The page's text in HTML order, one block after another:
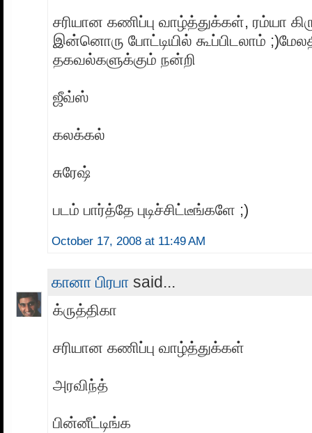
சரியான கணிப்பு வாழ்த்துக்கள், ரம்யா
இன்னொரு போட்டியில் கூப்பிடலாம்
தகவல்களுக்கும் நன்றி
ஜீவ்ஸ்
கலக்கல்
சுரேஷ்
படம் பார்த்தே புடிச்சிட்டீங்களே ;‍)
October 17, 2008 at 11:49 AM
கானா பிரபா said...
க்ருத்திகா
சரியான கணிப்பு வாழ்த்துக்கள்
அரவிந்த்
பின்னீட்டிங்க‌